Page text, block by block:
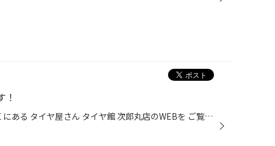
こんにちは～！！ 福岡市 早良区 にある タイヤ屋さん タイヤ館 次郎丸店のWEBを ご覧頂きありがとうございます₍₍ ( ๑॔˃̶◡ ˂̶๑॓)◞♡ 最近では、予約はWEBからできるお店が増えてますよね～！！ タイヤ館もなんです！！ 営業時間内に電話で予約しようと思っていても うっかり忘れてた！！なんてことも...